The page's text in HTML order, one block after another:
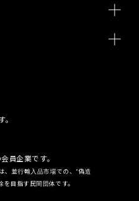
。
員企業です。
、並行輸入品市場での、“偽造
を目指す民間団体です。